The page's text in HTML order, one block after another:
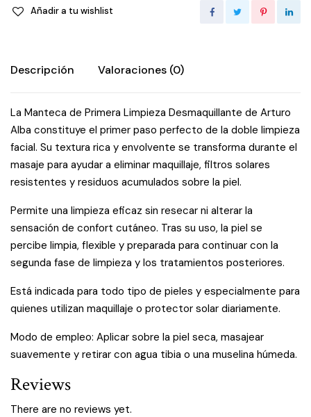
Añadir a tu wishlist
Descripción Valoraciones (0)
La Manteca de Primera Limpieza Desmaquillante de Arturo
Alba constituye el primer paso perfecto de la doble limpieza
facial. Su textura rica y envolvente se transforma durante el
masaje para ayudar a eliminar maquillaje, filtros solares
resistentes y residuos acumulados sobre la piel.
Permite una limpieza eficaz sin resecar ni alterar la
sensación de confort cutáneo. Tras su uso, la piel se
percibe limpia, flexible y preparada para continuar con la
segunda fase de limpieza y los tratamientos posteriores.
Está indicada para todo tipo de pieles y especialmente para
quienes utilizan maquillaje o protector solar diariamente.
Modo de empleo: Aplicar sobre la piel seca, masajear
suavemente y retirar con agua tibia o una muselina húmeda.
Reviews
There are no reviews yet.